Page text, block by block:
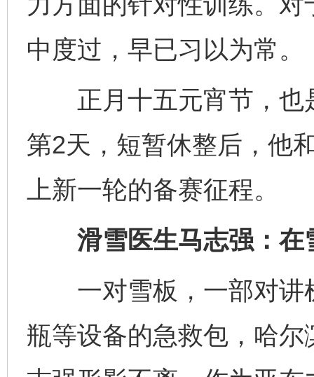
中度过，早已习以为常。
正月十五元宵节，也
第2天，短暂休整后，他
上新一轮的备赛征程。
滑雪医生马志强：在
一对雪板，一部对讲
瓶等设备的急救包，哈